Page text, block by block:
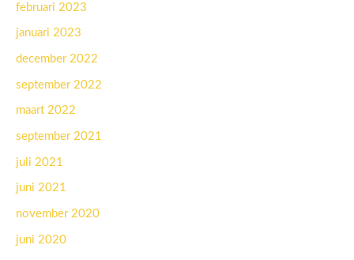
februari 2023
januari 2023
december 2022
september 2022
maart 2022
september 2021
juli 2021
juni 2021
november 2020
juni 2020